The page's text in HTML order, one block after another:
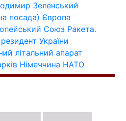
Зеленський
посада) Європа
Союз Ракета.
України
літальний апарат
Німеччина НАТО